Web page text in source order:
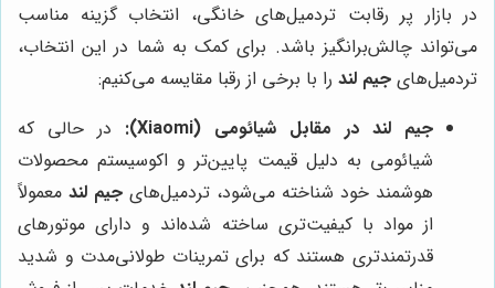
در بازار پر رقابت تردمیل‌های خانگی، انتخاب گزینه مناسب
می‌تواند چالش‌برانگیز باشد. برای کمک به شما در این انتخاب،
تردمیل‌های جیم لند را با برخی از رقبا مقایسه می‌کنیم:
جیم لند در مقابل شیائومی (Xiaomi):
در حالی که
شیائومی به دلیل قیمت پایین‌تر و اکوسیستم محصولات
هوشمند خود شناخته می‌شود، تردمیل‌های جیم لند معمولاً
از مواد با کیفیت‌تری ساخته شده‌اند و دارای موتورهای
قدرتمندتری هستند که برای تمرینات طولانی‌مدت و شدید